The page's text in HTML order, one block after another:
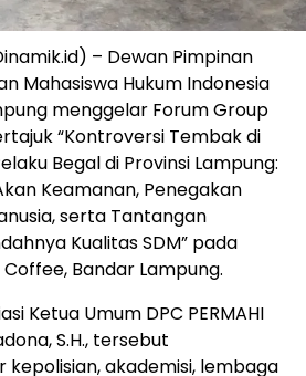
– Dewan Pimpinan
Mahasiswa Hukum Indonesia
menggelar Forum Group
“Kontroversi Tembak di
Begal di Provinsi Lampung:
Keamanan, Penegakan
serta Tantangan
Kualitas SDM” pada
Bandar Lampung.
Ketua Umum DPC PERMAHI
S.H., tersebut
kepolisian, akademisi, lembaga